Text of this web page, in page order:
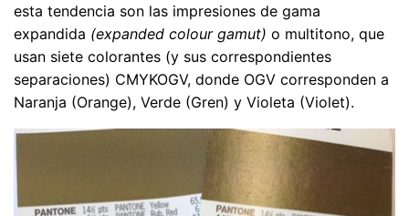
esta tendencia son las impresiones de gama
expandida (expanded colour gamut) o multitono, que
usan siete colorantes (y sus correspondientes
separaciones) CMYKOGV, donde OGV corresponden a
Naranja (Orange), Verde (Gren) y Violeta (Violet).